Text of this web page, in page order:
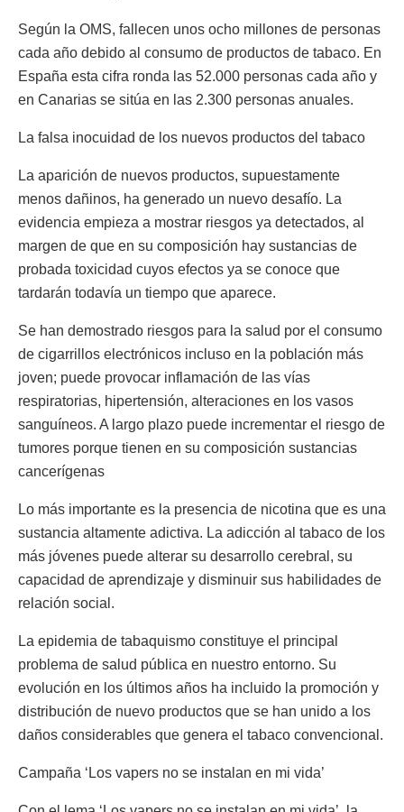
Según la OMS, fallecen unos ocho millones de personas
cada año debido al consumo de productos de tabaco. En
España esta cifra ronda las 52.000 personas cada año y
en Canarias se sitúa en las 2.300 personas anuales.
La falsa inocuidad de los nuevos productos del tabaco
La aparición de nuevos productos, supuestamente
menos dañinos, ha generado un nuevo desafío. La
evidencia empieza a mostrar riesgos ya detectados, al
margen de que en su composición hay sustancias de
probada toxicidad cuyos efectos ya se conoce que
tardarán todavía un tiempo que aparece.
Se han demostrado riesgos para la salud por el consumo
de cigarrillos electrónicos incluso en la población más
joven; puede provocar inflamación de las vías
respiratorias, hipertensión, alteraciones en los vasos
sanguíneos. A largo plazo puede incrementar el riesgo de
tumores porque tienen en su composición sustancias
cancerígenas
Lo más importante es la presencia de nicotina que es una
sustancia altamente adictiva. La adicción al tabaco de los
más jóvenes puede alterar su desarrollo cerebral, su
capacidad de aprendizaje y disminuir sus habilidades de
relación social.
La epidemia de tabaquismo constituye el principal
problema de salud pública en nuestro entorno. Su
evolución en los últimos años ha incluido la promoción y
distribución de nuevo productos que se han unido a los
daños considerables que genera el tabaco convencional.
Campaña ‘Los vapers no se instalan en mi vida’